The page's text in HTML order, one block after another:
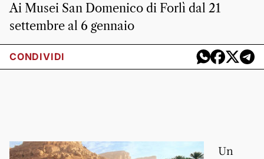
Ai Musei San Domenico di Forlì dal 21
settembre al 6 gennaio
CONDIVIDI
Un